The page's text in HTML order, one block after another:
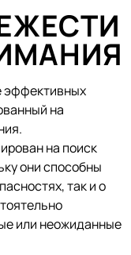
эффективных
на
на поиск
они способны
так и о
или неожиданные